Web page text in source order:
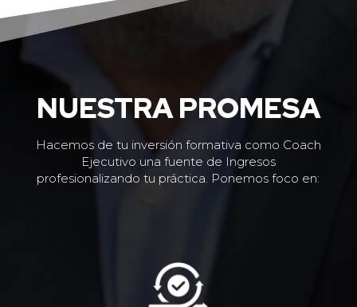
NUESTRA PROMESA
Hacemos de tu inversión formativa como Coach
Ejecutivo una fuente de Ingresos
profesionalizando tu práctica. Ponemos foco en: